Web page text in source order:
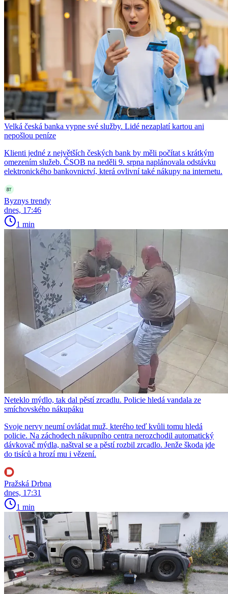
Velká česká banka vypne své služby. Lidé nezaplatí kartou ani
nepošlou peníze
Klienti jedné z největších českých bank by měli počítat s krátkým
omezením služeb. ČSOB na neděli 9. srpna naplánovala odstávku
elektronického bankovnictví, která ovlivní také nákupy na internetu.
Byznys trendy
dnes, 17:46
1 min
Neteklo mýdlo, tak dal pěstí zrcadlu. Policie hledá vandala ze
smíchovského nákupáku
Svoje nervy neumí ovládat muž, kterého teď kvůli tomu hledá
policie. Na záchodech nákupního centra nerozchodil automatický
dávkovač mýdla, naštval se a pěstí rozbil zrcadlo. Jenže škoda jde
do tisíců a hrozí mu i vězení.
Pražská Drbna
dnes, 17:31
1 min